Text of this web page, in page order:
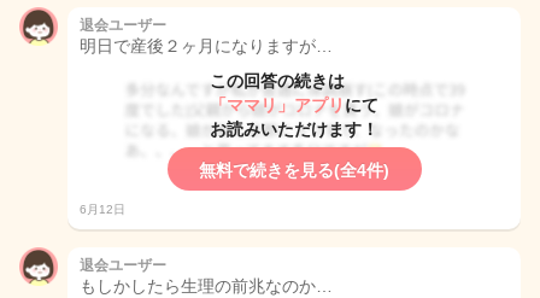
退会ユーザー
明日で産後２ヶ月になりますが…
この回答の続きは
「ママリ」アプリ にて
お読みいただけます！
無料で続きを見る(全4件)
6月12日
退会ユーザー
もしかしたら生理の前兆なのか…